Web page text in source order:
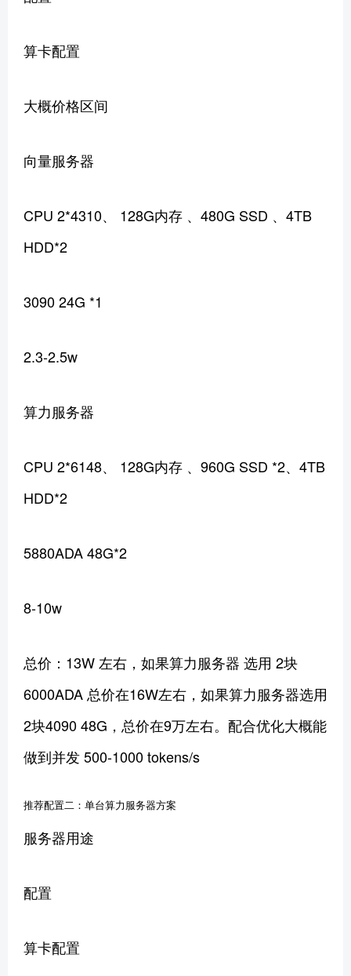
算卡配置
大概价格区间
向量服务器
CPU 2*4310、 128G内存 、480G SSD 、4TB
HDD*2
3090 24G *1
2.3-2.5w
算力服务器
CPU 2*6148、 128G内存 、960G SSD *2、4TB
HDD*2
5880ADA 48G*2
8-10w
总价：13W 左右，如果算力服务器 选用 2块
6000ADA 总价在16W左右，如果算力服务器选用
2块4090 48G，总价在9万左右。配合优化大概能
做到并发 500-1000 tokens/s
推荐配置二：单台算力服务器方案
服务器用途
配置
算卡配置